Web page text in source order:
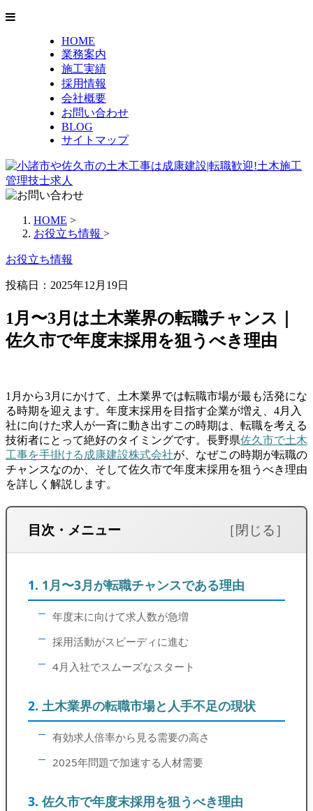
HOME
業務案内
施工実績
採用情報
会社概要
お問い合わせ
BLOG
サイトマップ
HOME >
お役立ち情報 >
お役立ち情報
投稿日：2025年12月19日
1月〜3月は土木業界の転職チャンス｜
佐久市で年度末採用を狙うべき理由
1月から3月にかけて、土木業界では転職市場が最も活発にな
る時期を迎えます。年度末採用を目指す企業が増え、4月入
社に向けた求人が一斉に動き出すこの時期は、転職を考える
技術者にとって絶好のタイミングです。長野県佐久市で土木
工事を手掛ける成康建設株式会社が、なぜこの時期が転職の
チャンスなのか、そして佐久市で年度末採用を狙うべき理由
を詳しく解説します。
目次・メニュー
1月〜3月が転職チャンスである理由
年度末に向けて求人数が急増
採用活動がスピーディに進む
4月入社でスムーズなスタート
土木業界の転職市場と人手不足の現状
有効求人倍率から見る需要の高さ
2025年問題で加速する人材需要
佐久市で年度末採用を狙うべき理由